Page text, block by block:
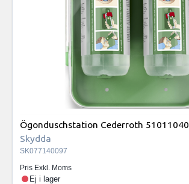
Ögonduschstation Cederroth 51011040
Skydda
SK077140097
Pris Exkl. Moms
Ej i lager